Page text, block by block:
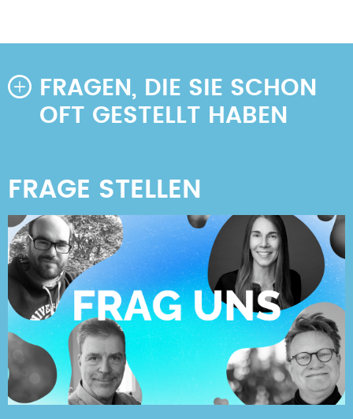
FRAGEN, DIE SIE SCHON
OFT GESTELLT HABEN